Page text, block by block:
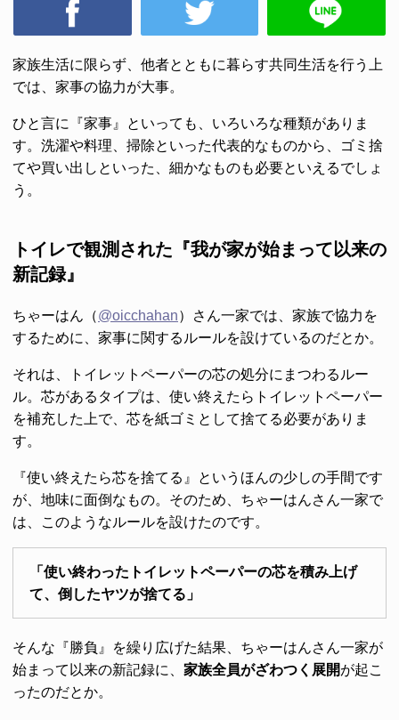
家族生活に限らず、他者とともに暮らす共同生活を行う上
では、家事の協力が大事。
ひと言に『家事』といっても、いろいろな種類がありま
す。洗濯や料理、掃除といった代表的なものから、ゴミ捨
てや買い出しといった、細かなものも必要といえるでしょ
う。
トイレで観測された『我が家が始まって以来の
新記録』
ちゃーはん（@oicchahan）さん一家では、家族で協力を
するために、家事に関するルールを設けているのだとか。
それは、トイレットペーパーの芯の処分にまつわるルー
ル。芯があるタイプは、使い終えたらトイレットペーパー
を補充した上で、芯を紙ゴミとして捨てる必要がありま
す。
『使い終えたら芯を捨てる』というほんの少しの手間です
が、地味に面倒なもの。そのため、ちゃーはんさん一家で
は、このようなルールを設けたのです。
「使い終わったトイレットペーパーの芯を積み上げ
て、倒したヤツが捨てる」
そんな『勝負』を繰り広げた結果、ちゃーはんさん一家が
始まって以来の新記録に、 家族全員がざわつく展開が起こ
ったのだとか。